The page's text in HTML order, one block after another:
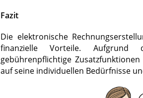
Fazit
Die elektronische
finanzielle Vorteile. Aufgrund
gebührenpflichtige
auf seine individuellen Bedürfnisse